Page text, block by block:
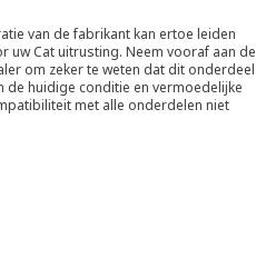
van de fabrikant kan ertoe leiden
uw Cat uitrusting. Neem vooraf aan de
om zeker te weten dat dit onderdeel
huidige conditie en vermoedelijke
met alle onderdelen niet